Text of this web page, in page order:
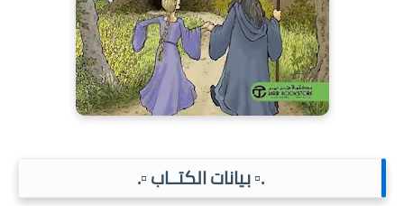
.▫️ بيانات الكتــاب ▫️.